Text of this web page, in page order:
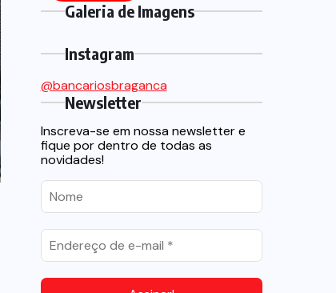
Galeria de Imagens
Instagram
@bancariosbraganca
Newsletter
Inscreva-se em nossa newsletter e
fique por dentro de todas as
novidades!